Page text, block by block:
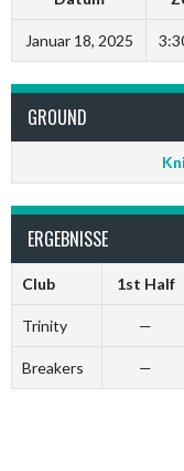
Januar 18, 2025
GROUND
ERGEBNISSE
Club 1st Half
Trinity —
Breakers —